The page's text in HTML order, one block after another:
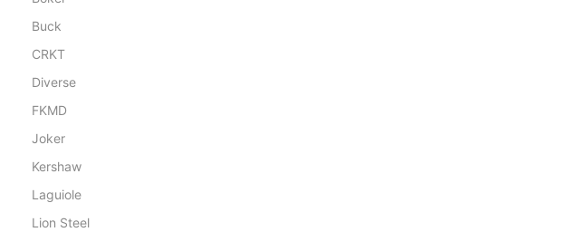
Buck
CRKT
Diverse
FKMD
Joker
Kershaw
Laguiole
Lion Steel